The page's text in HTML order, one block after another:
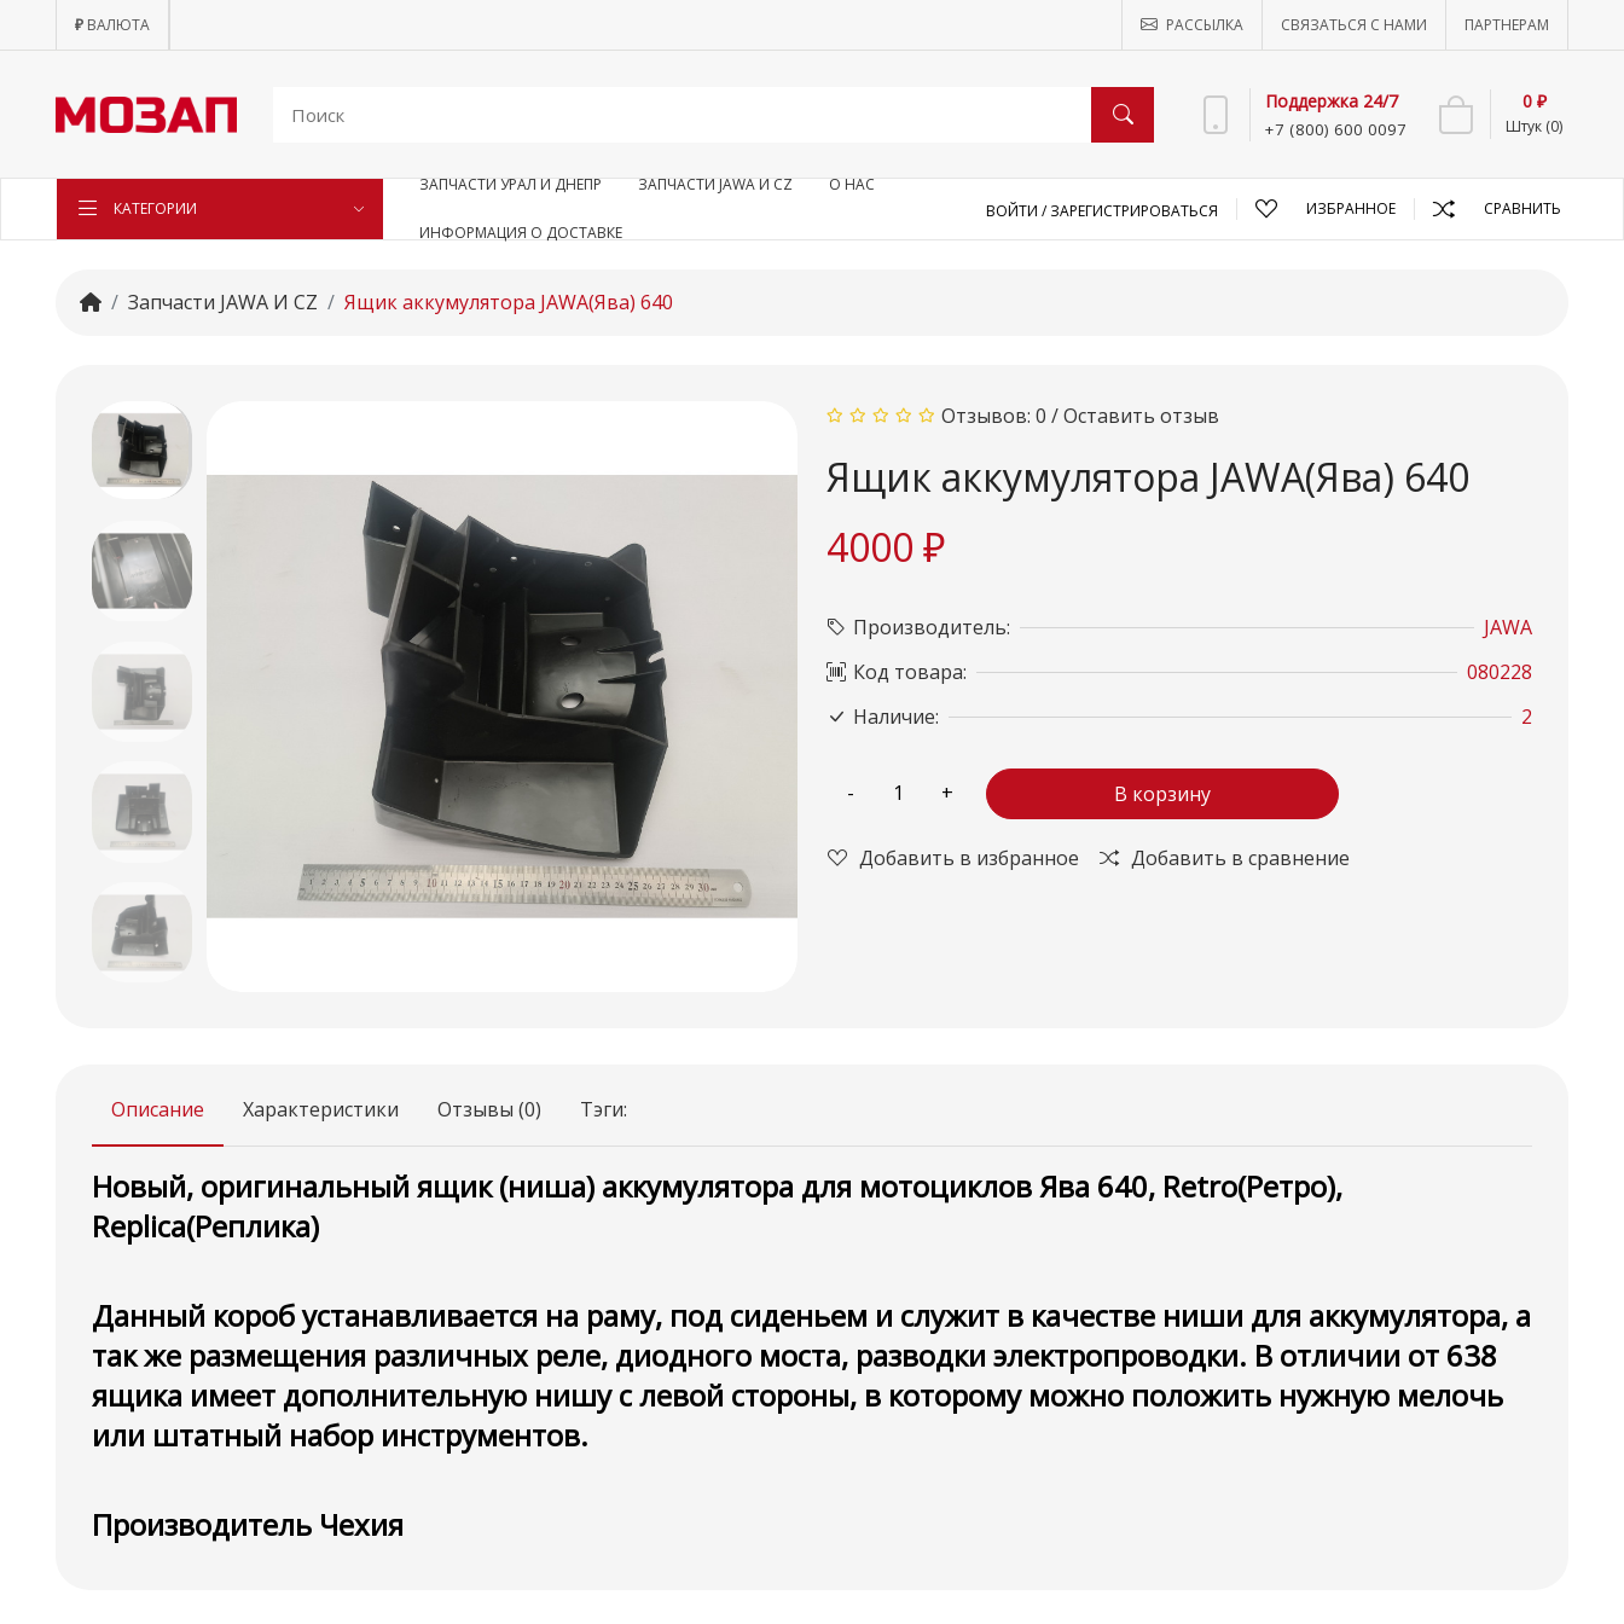
₽ ВАЛЮТА РАССЫЛКА СВЯЗАТЬСЯ С НАМИ ПАРТНЕРАМ
Поддержка 24/7
+7 (800) 600 0097 Штук (0)
0 ₽
КАТЕГОРИИ
ЗАПЧАСТИ УРАЛ И ДНЕПР ЗАПЧАСТИ JAWA И CZ О НАС
ИНФОРМАЦИЯ О ДОСТАВКЕ
ВОЙТИ /ЗАРЕГИСТРИРОВАТЬСЯ ИЗБРАННОЕ СРАВНИТЬ
Запчасти JAWA И CZ Ящик аккумулятора JAWA(Ява) 640
Отзывов: 0 /Оставить отзыв
Ящик аккумулятора JAWA(Ява) 640
4000 ₽
Производитель:
JAWA
Код товара:
080228
Наличие:
2
В корзину
Добавить в избранное Добавить в сравнение
Описание Характеристики Отзывы (0) Тэги:
Новый, оригинальный ящик (ниша) аккумулятора для мотоциклов Ява 640, Retro(Ретро),
Replica(Реплика)
Данный короб устанавливается на раму, под сиденьем и служит в качестве ниши для аккумулятора, а
так же размещения различных реле, диодного моста, разводки электропроводки. В отличии от 638
ящика имеет дополнительную нишу с левой стороны, в которому можно положить нужную мелочь
или штатный набор инструментов.
Производитель Чехия